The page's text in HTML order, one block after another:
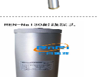
鼠被手机微
类的精、
能产生